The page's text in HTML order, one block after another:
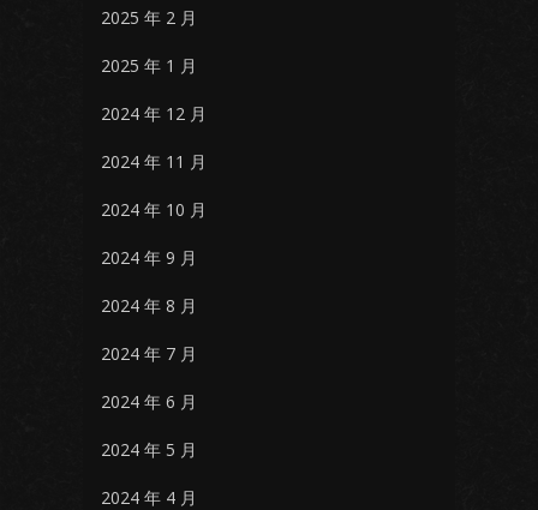
2025 年 2 月
2025 年 1 月
2024 年 12 月
2024 年 11 月
2024 年 10 月
2024 年 9 月
2024 年 8 月
2024 年 7 月
2024 年 6 月
2024 年 5 月
2024 年 4 月